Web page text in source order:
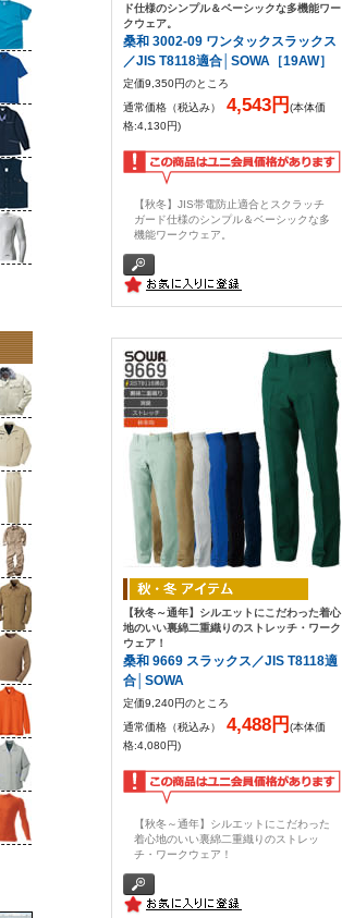
ド仕様のシンプル＆ベーシックな多機能ワー
クウェア。
桑和 3002-09 ワンタックスラックス
／JIS T8118適合│SOWA［19AW］
定価9,350円のところ
通常価格（税込み）
4,543円(本体価
格:4,130円)
【秋冬】JIS帯電防止適合とスクラッチ
ガード仕様のシンプル＆ベーシックな多
機能ワークウェア。
【秋冬～通年】シルエットにこだわった着心
地のいい裏綿二重織りのストレッチ・ワーク
ウェア！
桑和 9669 スラックス／JIS T8118適
合│SOWA
定価9,240円のところ
通常価格（税込み）
4,488円(本体価
格:4,080円)
【秋冬～通年】シルエットにこだわった
着心地のいい裏綿二重織りのストレッ
チ・ワークウェア！